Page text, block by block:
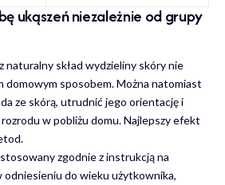
ukąszeń niezależnie od grupy
naturalny skład wydzieliny skóry nie
domowym sposobem. Można natomiast
ze skórą, utrudnić jego orientację i
w pobliżu domu. Najlepszy efekt
zgodnie z instrukcją na
odniesieniu do wieku użytkownika,